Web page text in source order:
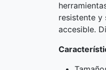
resistente y
accesible.